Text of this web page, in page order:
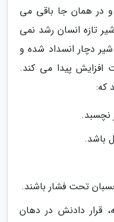
در همان جا باقی می
تازه انسان رشد نمی
دچار انسداد شده و
افزایش پیدا می کند.
که:
نچسبد.
باشد.
تحت فشار باشند.
قرار دادنش در دهان